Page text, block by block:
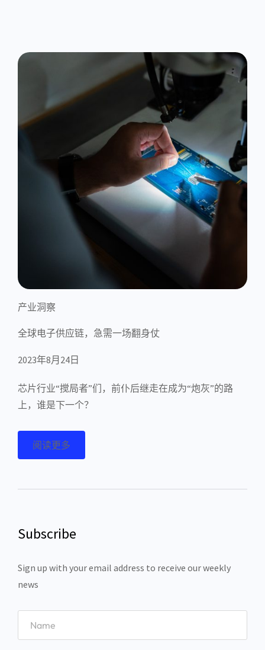
产业洞察
全球电子供应链，急需一场翻身仗
2023年8月24日
芯片行业“搅局者”们，前仆后继走在成为“炮灰”的路
上，谁是下一个？
阅读更多
Subscribe
Sign up with your email address to receive our weekly
news